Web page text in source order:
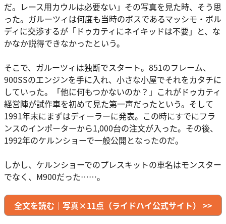
だ。レース用カウルは必要ない」その写真を見た時、そう思
った。ガルーツィは何度も当時のボスであるマッシモ・ボル
ディに交渉するが「ドゥカティにネイキッドは不要」と、な
かなか説得できなかったという。
そこで、ガルーツィは独断でスタート。851のフレーム、
900SSのエンジンを手に入れ、小さな小屋でそれをカタチに
していった。「他に何もつかないのか？」これがドゥカティ
経営陣が試作車を初めて見た第一声だったという。そして
1991年末にまずはディーラーに発表。この時にすでにフラ
ンスのインポーターから1,000台の注文が入った。その後、
1992年のケルンショーで一般公開となったのだ。
しかし、ケルンショーでのプレスキットの車名はモンスター
でなく、M900だった……。
全文を読む｜写真×11点（ライドハイ公式サイト） >>